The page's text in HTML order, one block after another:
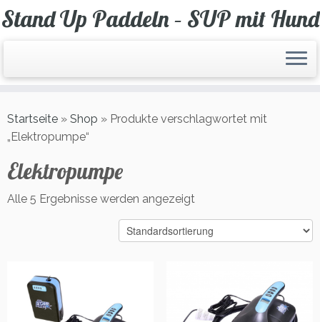
Zum
Inhalt
Stand Up Paddeln – SUP mit Hund
Startseite » Shop » Produkte verschlagwortet mit
„Elektropumpe“
Elektropumpe
Alle 5 Ergebnisse werden angezeigt